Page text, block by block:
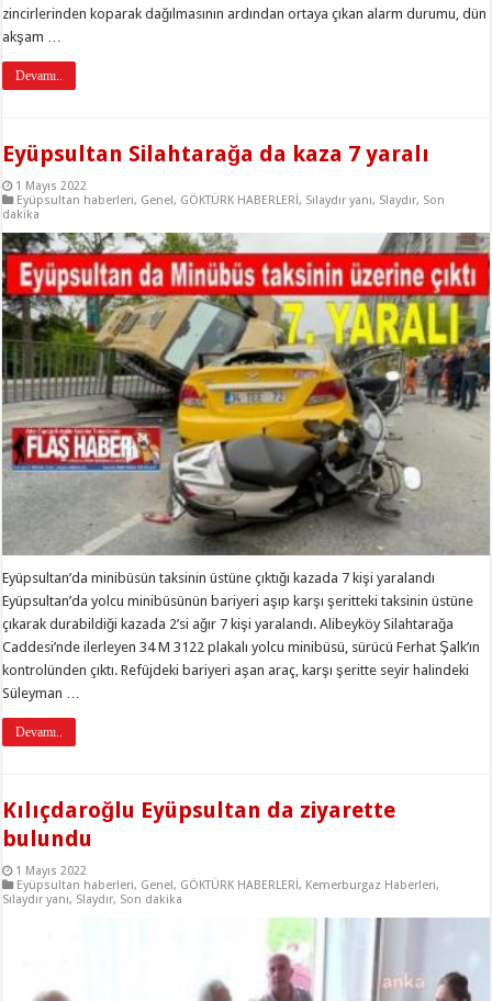
zincirlerinden koparak dağılmasının ardından ortaya çıkan alarm durumu, dün
akşam …
Devamı..
Eyüpsultan Silahtarağa da kaza 7 yaralı
1 Mayıs 2022
Eyüpsultan haberleri, Genel, GÖKTÜRK HABERLERİ, Sılaydır yanı, Slaydır, Son
dakika
Eyüpsultan’da minibüsün taksinin üstüne çıktığı kazada 7 kişi yaralandı
Eyüpsultan’da yolcu minibüsünün bariyeri aşıp karşı şeritteki taksinin üstüne
çıkarak durabildiği kazada 2’si ağır 7 kişi yaralandı. Alibeyköy Silahtarağa
Caddesi’nde ilerleyen 34 M 3122 plakalı yolcu minibüsü, sürücü Ferhat Şalk’ın
kontrolünden çıktı. Refüjdeki bariyeri aşan araç, karşı şeritte seyir halindeki
Süleyman …
Devamı..
Kılıçdaroğlu Eyüpsultan da ziyarette
bulundu
1 Mayıs 2022
Eyüpsultan haberleri, Genel, GÖKTÜRK HABERLERİ, Kemerburgaz Haberleri,
Sılaydır yanı, Slaydır, Son dakika